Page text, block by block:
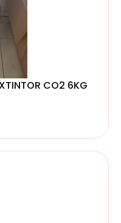
CO2 6KG